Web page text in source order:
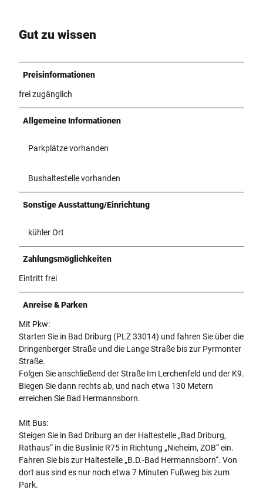
Gut zu wissen
Preisinformationen
frei zugänglich
Allgemeine Informationen
Parkplätze vorhanden
Bushaltestelle vorhanden
Sonstige Ausstattung/Einrichtung
kühler Ort
Zahlungsmöglichkeiten
Eintritt frei
Anreise & Parken
Mit Pkw:
Starten Sie in Bad Driburg (PLZ 33014) und fahren Sie über die
Dringenberger Straße und die Lange Straße bis zur Pyrmonter
Straße.
Folgen Sie anschließend der Straße Im Lerchenfeld und der K9.
Biegen Sie dann rechts ab, und nach etwa 130 Metern
erreichen Sie Bad Hermannsborn.
Mit Bus:
Steigen Sie in Bad Driburg an der Haltestelle „Bad Driburg,
Rathaus“ in die Buslinie R75 in Richtung „Nieheim, ZOB“ ein.
Fahren Sie bis zur Haltestelle „B.D.-Bad Hermannsborn“. Von
dort aus sind es nur noch etwa 7 Minuten Fußweg bis zum
Park.